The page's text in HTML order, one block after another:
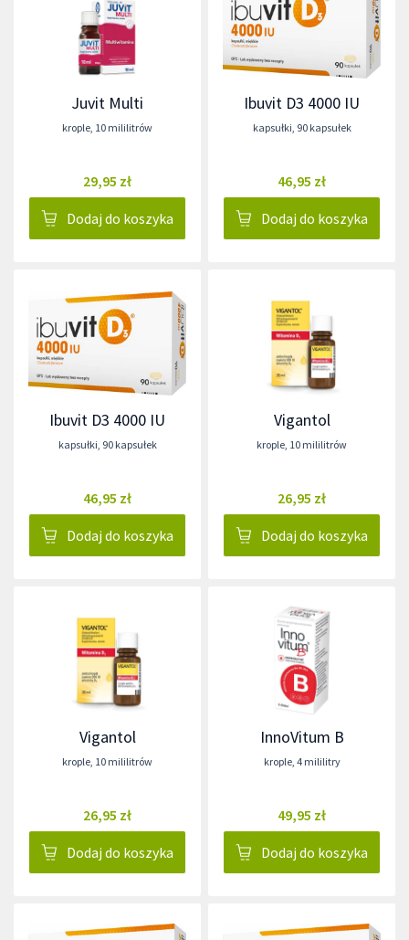
Juvit Multi
krople 10 mililitrów
29,95 zł
Dodaj do koszyka
Ibuvit D3 4000 IU
kapsułki 90 kapsułek
46,95 zł
Dodaj do koszyka
Ibuvit D3 4000 IU
kapsułki 90 kapsułek
46,95 zł
Dodaj do koszyka
Vigantol
krople 10 mililitrów
26,95 zł
Dodaj do koszyka
Vigantol
krople 10 mililitrów
26,95 zł
Dodaj do koszyka
InnoVitum B
krople, 4 mililitry
49,95 zł
Dodaj do koszyka